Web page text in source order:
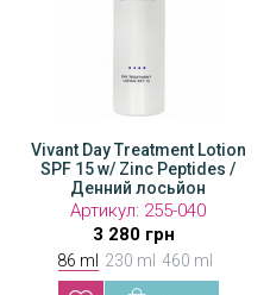
Vivant Day Treatment Lotion
SPF 15 w/ Zinc Peptides /
Денний лосьйон
Артикул: 255-040
3 280 грн
86 ml 230 ml 460 ml